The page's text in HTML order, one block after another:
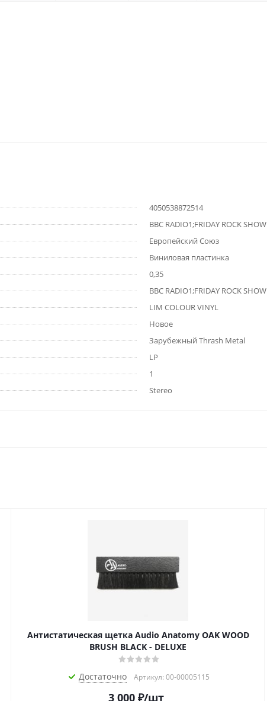
4050538872514
BBC RADIO1;FRIDAY ROCK SHOW
Европейский Союз
Виниловая пластинка
0,35
BBC RADIO1;FRIDAY ROCK SHOW
LIM COLOUR VINYL
Новое
Зарубежный Thrash Metal
LP
1
Stereo
Антистатическая щетка Audio Anatomy OAK WOOD
BRUSH BLACK - DELUXE
Достаточно Артикул: 00-00005115
3 000₽/шт